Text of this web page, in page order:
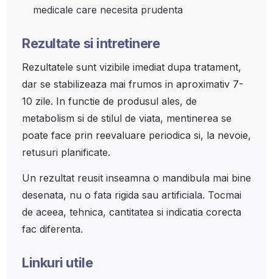
medicale care necesita prudenta
Rezultate si intretinere
Rezultatele sunt vizibile imediat dupa tratament,
dar se stabilizeaza mai frumos in aproximativ 7-
10 zile. In functie de produsul ales, de
metabolism si de stilul de viata, mentinerea se
poate face prin reevaluare periodica si, la nevoie,
retusuri planificate.
Un rezultat reusit inseamna o mandibula mai bine
desenata, nu o fata rigida sau artificiala. Tocmai
de aceea, tehnica, cantitatea si indicatia corecta
fac diferenta.
Linkuri utile